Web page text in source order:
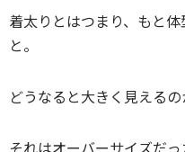
着太りとはつまり、もと
と。
どうなると大きく見えるの
それはオーバーサイズだ